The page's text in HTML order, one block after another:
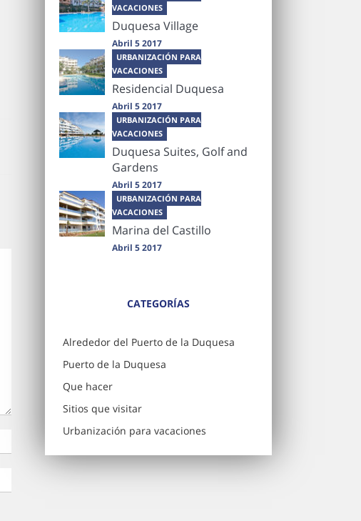
VACACIONES
Duquesa Village
Abril 5 2017
URBANIZACIÓN PARA
VACACIONES
Residencial Duquesa
Abril 5 2017
URBANIZACIÓN PARA
VACACIONES
Duquesa Suites, Golf and
Gardens
Abril 5 2017
URBANIZACIÓN PARA
VACACIONES
Marina del Castillo
Abril 5 2017
CATEGORÍAS
Alrededor del Puerto de la Duquesa
Puerto de la Duquesa
Que hacer
Sitios que visitar
Urbanización para vacaciones